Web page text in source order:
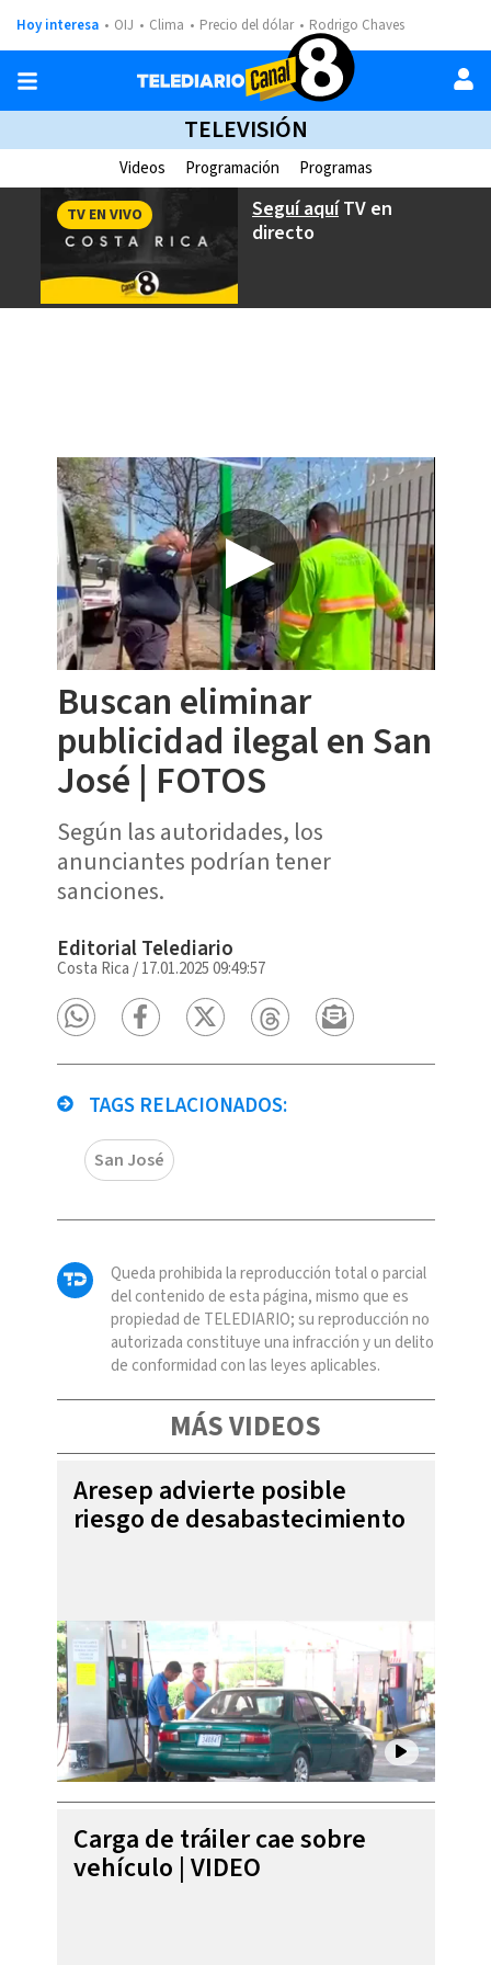
Hoy interesa OIJ Clima Precio del dólar Rodrigo Chaves
TELEVISIÓN
Videos Programación Programas
Seguí aquíTV en
directo
TV EN VIVO
Buscan eliminar
publicidad ilegal en San
José | FOTOS
Según las autoridades, los
anunciantes podrían tener
sanciones.
Editorial Telediario
Costa Rica /17.01.2025 09:49:57
TAGS RELACIONADOS:
San José
Queda prohibida la reproducción total o parcial
del contenido de esta página, mismo que es
propiedad de TELEDIARIO; su reproducción no
autorizada constituye una infracción y un delito
de conformidad con las leyes aplicables.
MÁS VIDEOS
Aresep advierte posible
riesgo de desabastecimiento
Carga de tráiler cae sobre
vehículo | VIDEO